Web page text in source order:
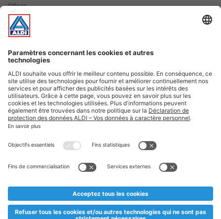
Offres
Infos essentielles
Suivez ALDI Luxembourg
Textes marqués d'un astérisque et mentions légales
esoulaang bis de Stock eidel ass. Mir soen Iech Merci fir Äert
Planifikatioun ausverkaaft sollte sinn. De VALORLUX-Präis an
** Op dësem Site huet d'Benotze vun der männlecher Form eng
besser Liesbarkeet am Sënn an huet keng diskriminéierend